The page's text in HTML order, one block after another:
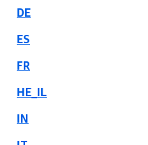
DE
ES
FR
HE_IL
IN